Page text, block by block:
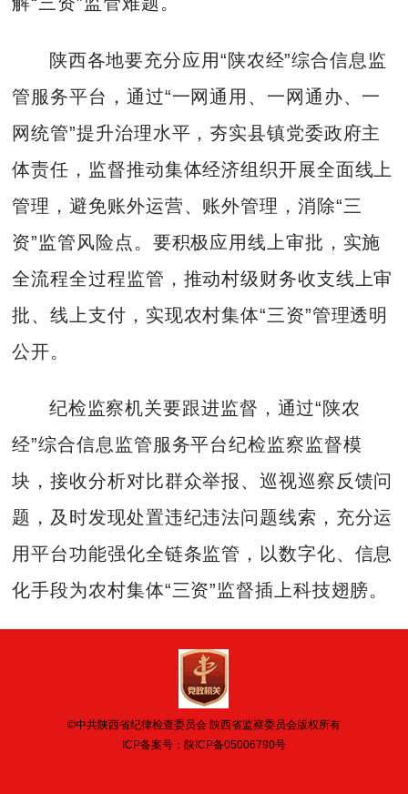
陕西各地要充分应用“陕农经”综合信息监
管服务平台，通过“一网通用、一网通办、一
网统管”提升治理水平，夯实县镇党委政府主
体责任，监督推动集体经济组织开展全面线上
管理，避免账外运营、账外管理，消除“三
资”监管风险点。要积极应用线上审批，实施
全流程全过程监管，推动村级财务收支线上审
批、线上支付，实现农村集体“三资”管理透明
公开。
纪检监察机关要跟进监督，通过“陕农
经”综合信息监管服务平台纪检监察监督模
块，接收分析对比群众举报、巡视巡察反馈问
题，及时发现处置违纪违法问题线索，充分运
用平台功能强化全链条监管，以数字化、信息
化手段为农村集体“三资”监督插上科技翅膀。
©中共陕西省纪律检查委员会 陕西省监察委员会版权所有
ICP备案号： 陕ICP备05006790号